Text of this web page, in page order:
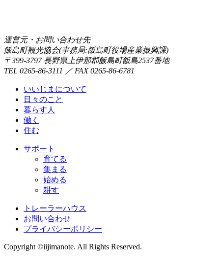
運営元・お問い合わせ先
飯島町観光協会(事務局:飯島町役場産業振興課)
〒399-3797 長野県上伊那郡飯島町飯島2537番地
TEL 0265-86-3111 ／ FAX 0265-86-6781
いいじまについて
日々のこと
暮らす人
働く
住む
サポート
育てる
集まる
始める
耕す
トレーラーハウス
お問い合わせ
プライバシーポリシー
Copyright ©iijimanote. All Rights Reserved.